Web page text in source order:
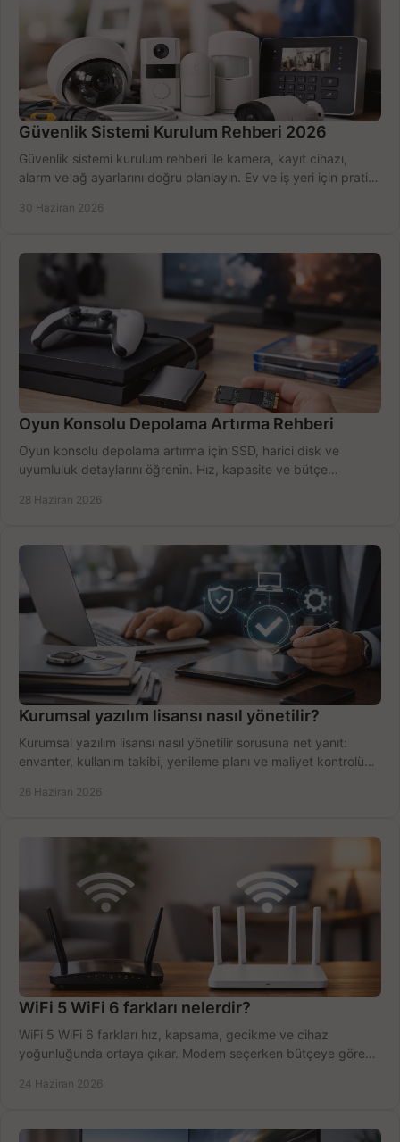
Güvenlik Sistemi Kurulum Rehberi 2026
Güvenlik sistemi kurulum rehberi ile kamera, kayıt cihazı,
alarm ve ağ ayarlarını doğru planlayın. Ev ve iş yeri için pratik
30 Haziran 2026
Oyun Konsolu Depolama Artırma Rehberi
Oyun konsolu depolama artırma için SSD, harici disk ve
uyumluluk detaylarını öğrenin. Hız, kapasite ve bütçe
28 Haziran 2026
Kurumsal yazılım lisansı nasıl yönetilir?
Kurumsal yazılım lisansı nasıl yönetilir sorusuna net yanıt:
envanter, kullanım takibi, yenileme planı ve maliyet kontrolü
26 Haziran 2026
WiFi 5 WiFi 6 farkları nelerdir?
WiFi 5 WiFi 6 farkları hız, kapsama, gecikme ve cihaz
yoğunluğunda ortaya çıkar. Modem seçerken bütçeye göre
24 Haziran 2026